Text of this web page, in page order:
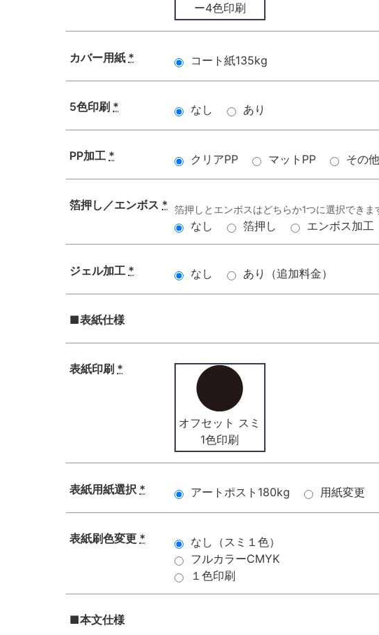
ー4色印刷
カバー用紙 * コート紙135kg
5色印刷 * なし あり
PP加工 * クリアPP マットPP その
箔押し／エンボス * 箔押しとエンボスはどちらか1つに選択できま
なし 箔押し エンボス加工
ジェル加工 * なし あり（追加料金）
■表紙仕様
表紙印刷 *
オフセット スミ
1色印刷
表紙用紙選択 * アートポスト180kg 用紙変更
表紙刷色変更 *
なし（スミ１色）
フルカラーCMYK
１色印刷
■本文仕様